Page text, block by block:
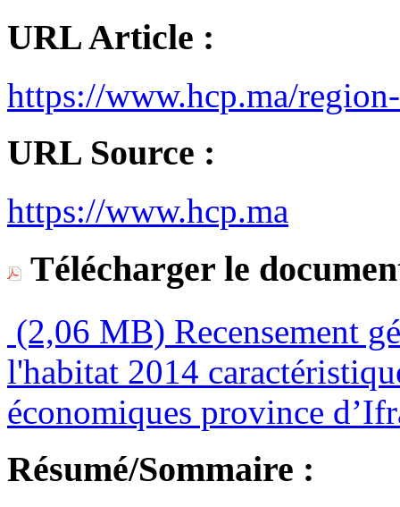
URL Article :
https://www.hcp.ma/
URL Source :
https://www.hcp.ma
Télécharger le
(2,06 MB) Recensement
l'habitat 2014
économiques province
Résumé/Sommaire :